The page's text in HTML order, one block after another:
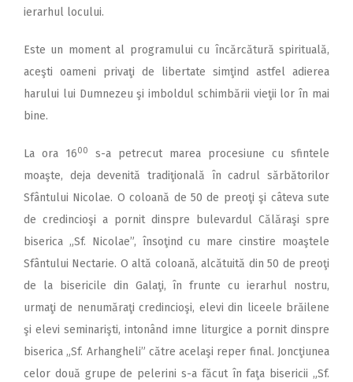
ierarhul locului.
Este un moment al programului cu încărcătură spirituală,
aceşti oameni privaţi de libertate simţind astfel adierea
harului lui Dumnezeu şi imboldul schimbării vieţii lor în mai
bine.
La ora 1600
s-a petrecut marea procesiune cu sfintele
moaşte, deja devenită tradiţională în cadrul sărbătorilor
Sfântului Nicolae. O coloană de 50 de preoţi şi câteva sute
de credincioşi a pornit dinspre bulevardul Călăraşi spre
biserica „Sf. Nicolae”, însoţind cu mare cinstire moaştele
Sfântului Nectarie. O altă coloană, alcătuită din 50 de preoţi
de la bisericile din Galaţi, în frunte cu ierarhul nostru,
urmaţi de nenumăraţi credincioşi, elevi din liceele brăilene
şi elevi seminarişti, intonând imne liturgice a pornit dinspre
biserica „Sf. Arhangheli” către acelaşi reper final. Joncţiunea
celor două grupe de pelerini s-a făcut în faţa bisericii „Sf.